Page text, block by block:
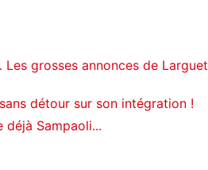
grosses annonces de Larguet
détour sur son intégration !
Sampaoli...